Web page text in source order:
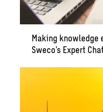
Mak­ing knowl­edge
Sweco’s Ex­pert